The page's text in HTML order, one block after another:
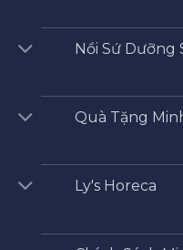
Nồi Sứ Dưỡng
Quà Tặng
Ly's Horeca